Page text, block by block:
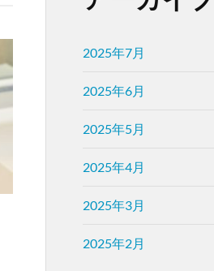
2025年7月
2025年6月
2025年5月
2025年4月
2025年3月
2025年2月